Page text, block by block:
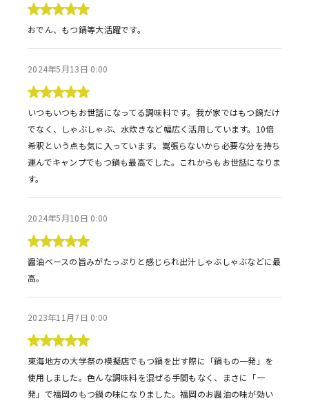
おでん、もつ鍋等大活躍です。
2024年5月13日 0:00
いつもいつもお世話になってる調味料です。我が家ではもつ鍋だけ
でなく、しゃぶしゃぶ、水炊きなど幅広く活用しています。10倍
希釈という点も気に入っています。嵩張らないから必要な分を持ち
運んでキャンプでもつ鍋も最高でした。これからもお世話になりま
す。
2024年5月10日 0:00
醤油ベースの旨みがたっぷりと感じられ出汁しゃぶしゃぶなどに最
高。
2023年11月7日 0:00
東海地方の大学祭の模擬店でもつ鍋を出す際に「鍋もの一発」を
使用しました。色んな調味料を混ぜる手間もなく、まさに「一
発」で福岡のもつ鍋の味になりました。福岡のお醤油の味が効い